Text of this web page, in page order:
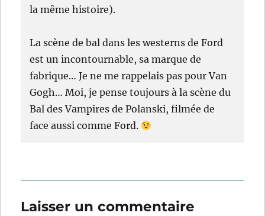
la même histoire).
La scène de bal dans les westerns de Ford
est un incontournable, sa marque de
fabrique… Je ne me rappelais pas pour Van
Gogh… Moi, je pense toujours à la scène du
Bal des Vampires de Polanski, filmée de
face aussi comme Ford.
Laisser un commentaire